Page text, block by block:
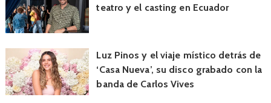
teatro y el casting en Ecuador
Luz Pinos y el viaje místico detrás de
‘Casa Nueva’, su disco grabado con la
banda de Carlos Vives